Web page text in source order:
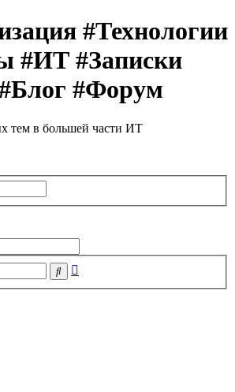
#Технологии
#ИТ #Записки
#Форум
тем в большей части ИТ
Поиск